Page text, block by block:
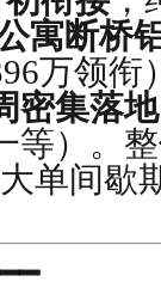
寓断桥
万领衔
密集落地
等）。
单间歇